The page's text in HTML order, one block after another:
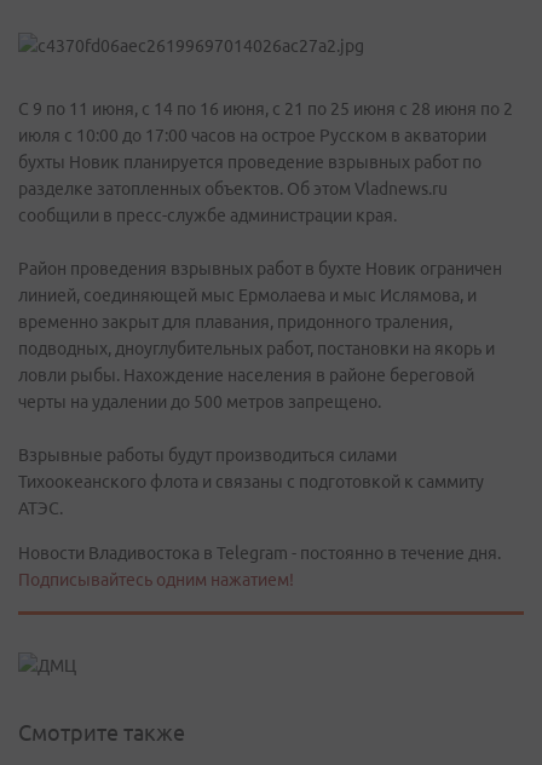
С 9 по 11 июня, с 14 по 16 июня, с 21 по 25 июня с 28 июня по 2
июля с 10:00 до 17:00 часов на острое Русском в акватории
бухты Новик планируется проведение взрывных работ по
разделке затопленных объектов. Об этом Vladnews.ru
сообщили в пресс-службе администрации края.
Район проведения взрывных работ в бухте Новик ограничен
линией, соединяющей мыс Ермолаева и мыс Ислямова, и
временно закрыт для плавания, придонного траления,
подводных, дноуглубительных работ, постановки на якорь и
ловли рыбы. Нахождение населения в районе береговой
черты на удалении до 500 метров запрещено.
Взрывные работы будут производиться силами
Тихоокеанского флота и связаны с подготовкой к саммиту
АТЭС.
Новости Владивостока в Telegram - постоянно в течение дня.
Подписывайтесь одним нажатием!
Смотрите также